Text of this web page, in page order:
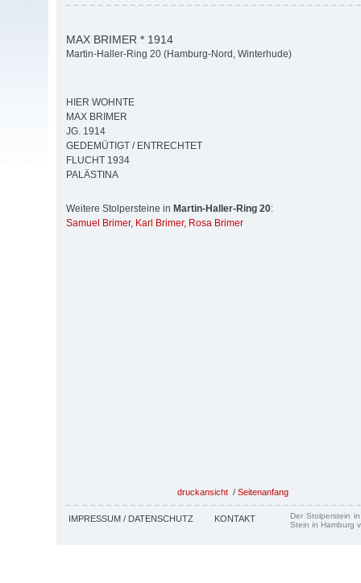
MAX BRIMER * 1914
Martin-Haller-Ring 20 (Hamburg-Nord, Winterhude)
HIER WOHNTE
MAX BRIMER
JG. 1914
GEDEMÜTIGT / ENTRECHTET
FLUCHT 1934
PALÄSTINA
Weitere Stolpersteine in Martin-Haller-Ring 20:
Samuel Brimer, Karl Brimer, Rosa Brimer
druckansicht / Seitenanfang
IMPRESSUM / DATENSCHUTZ KONTAKT
Der Stolperstein
Stein in Hamburg